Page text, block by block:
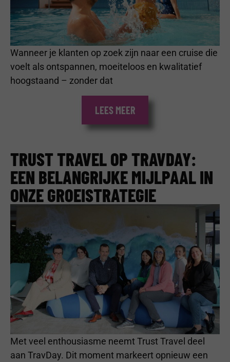
Wanneer je klanten op zoek zijn naar een cruise die
voelt als ontspannen, moeiteloos en kwalitatief
hoogstaand – zonder dat
LEES MEER
TRUST TRAVEL OP TRAVDAY:
EEN BELANGRIJKE MIJLPAAL IN
ONZE GROEISTRATEGIE
Met veel enthousiasme neemt Trust Travel deel
aan TravDay. Dit moment markeert opnieuw een